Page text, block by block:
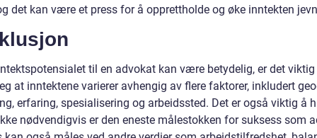
det kan være et press for å opprettholde og øke inntekten
til en advokat kan være betydelig, er det viktig
at inntektene varierer avhengig av flere faktorer, inkludert
erfaring, spesialisering og arbeidssted. Det er også viktig å
nødvendigvis er den eneste målestokken for suksess som